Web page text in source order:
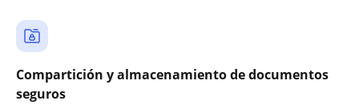
Compartición y almacenamiento de documentos
seguros